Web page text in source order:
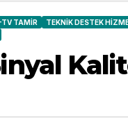
TAMIR TEKNIK DESTEK